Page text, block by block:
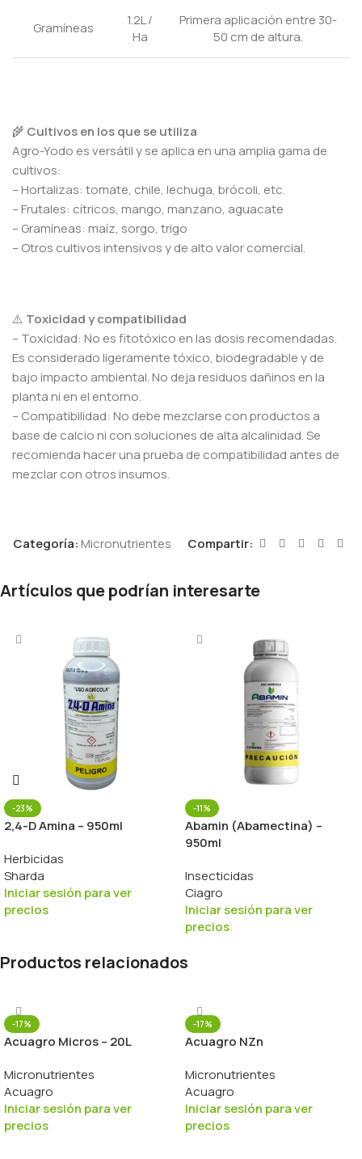
Gramíneas
1.2L /
Ha
Primera aplicación entre 30-
50 cm de altura.
🌾 Cultivos en los que se utiliza
Agro-Yodo es versátil y se aplica en una amplia gama de
cultivos:
– Hortalizas: tomate, chile, lechuga, brócoli, etc.
– Frutales: cítricos, mango, manzano, aguacate
– Gramíneas: maíz, sorgo, trigo
– Otros cultivos intensivos y de alto valor comercial.
⚠️ Toxicidad y compatibilidad
– Toxicidad: No es fitotóxico en las dosis recomendadas.
Es considerado ligeramente tóxico, biodegradable y de
bajo impacto ambiental. No deja residuos dañinos en la
planta ni en el entorno.
– Compatibilidad: No debe mezclarse con productos a
base de calcio ni con soluciones de alta alcalinidad. Se
recomienda hacer una prueba de compatibilidad antes de
mezclar con otros insumos.
Categoría:Micronutrientes Compartir:
Artículos que podrían interesarte
-23%
2,4-D Amina – 950ml
Herbicidas
Sharda
Iniciar sesión para ver
precios
-11%
Abamin (Abamectina) –
950ml
Insecticidas
Ciagro
Iniciar sesión para ver
precios
Productos relacionados
-17%
Acuagro Micros – 20L
Micronutrientes
Acuagro
Iniciar sesión para ver
precios
-17%
Acuagro NZn
Micronutrientes
Acuagro
Iniciar sesión para ver
precios